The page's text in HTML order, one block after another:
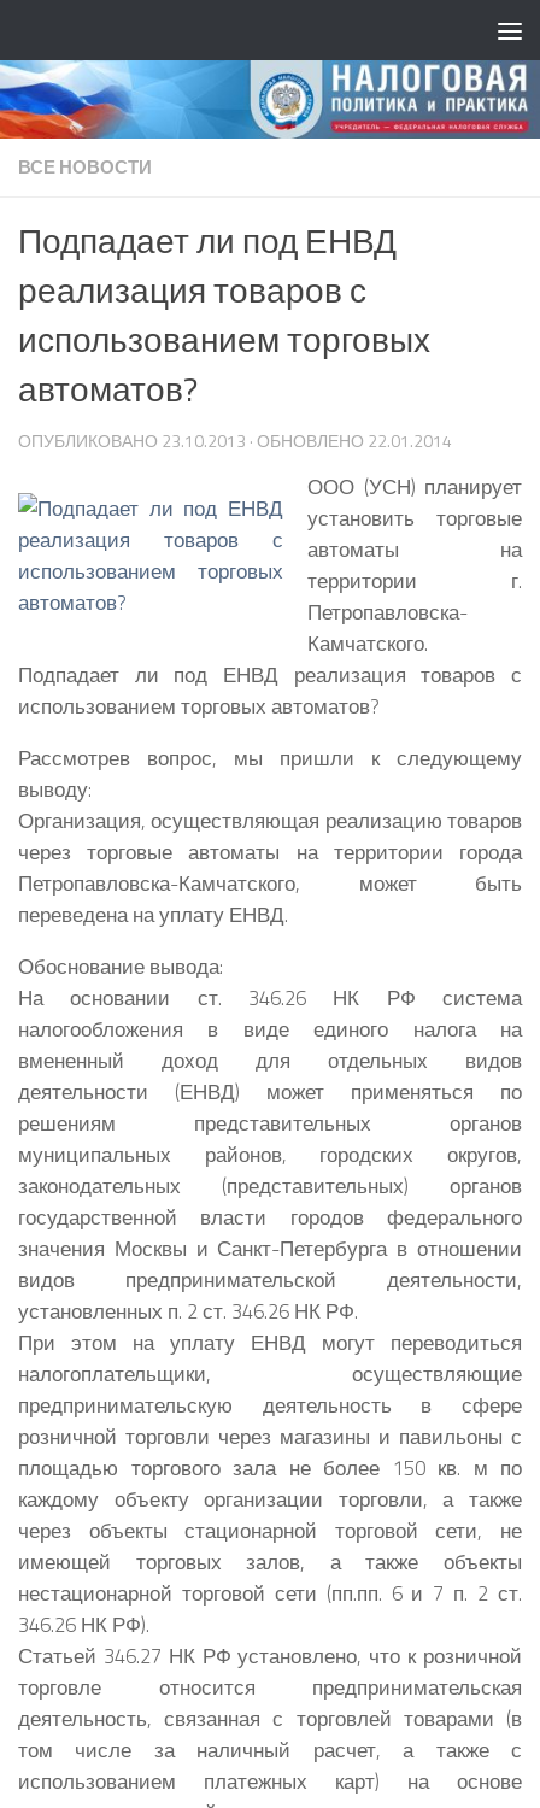
ВСЕ НОВОСТИ
Подпадает ли под ЕНВД
реализация товаров с
использованием торговых
автоматов?
ОПУБЛИКОВАНО 23.10.2013 · ОБНОВЛЕНО 22.01.2014
ООО (УСН) планирует
установить торговые
автоматы на
территории г.
Петропавловска-
Камчатского.
Подпадает ли под ЕНВД реализация товаров с
использованием торговых автоматов?
Рассмотрев вопрос, мы пришли к следующему
выводу:
Организация, осуществляющая реализацию товаров
через торговые автоматы на территории города
Петропавловска-Камчатского, может быть
переведена на уплату ЕНВД.
Обоснование вывода:
На основании ст. 346.26 НК РФ система
налогообложения в виде единого налога на
вмененный доход для отдельных видов
деятельности (ЕНВД) может применяться по
решениям представительных органов
муниципальных районов, городских округов,
законодательных (представительных) органов
государственной власти городов федерального
значения Москвы и Санкт-Петербурга в отношении
видов предпринимательской деятельности,
установленных п. 2 ст. 346.26 НК РФ.
При этом на уплату ЕНВД могут переводиться
налогоплательщики, осуществляющие
предпринимательскую деятельность в сфере
розничной торговли через магазины и павильоны с
площадью торгового зала не более 150 кв. м по
каждому объекту организации торговли, а также
через объекты стационарной торговой сети, не
имеющей торговых залов, а также объекты
нестационарной торговой сети (пп.пп. 6 и 7 п. 2 ст.
346.26 НК РФ).
Статьей 346.27 НК РФ установлено, что к розничной
торговле относится предпринимательская
деятельность, связанная с торговлей товарами (в
том числе за наличный расчет, а также с
использованием платежных карт) на основе